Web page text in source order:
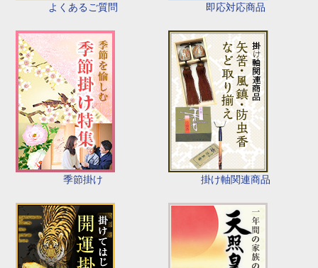
よくあるご質問 即応対応商品
季節掛け 掛け軸関連商品